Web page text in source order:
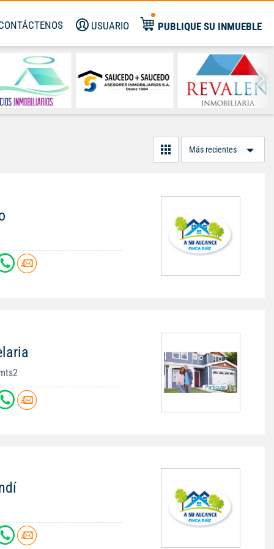
USUARIO PUBLIQUE SU INMUEBLE